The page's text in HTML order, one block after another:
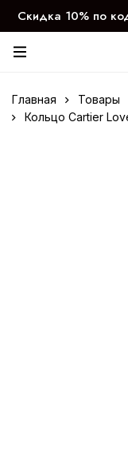
Скидка 10% по
Главная Товары
Кольцо Cartier